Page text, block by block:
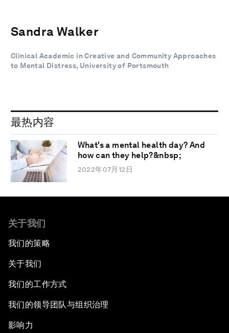
Sandra Walker
Clinical Academic in Creative and Community Approaches
to Mental Distress, University of Portsmouth
最热内容
What's a mental health day? And
how can they help?&nbsp;
2022年07月12日
关于我们
我们的策略
关于我们
我们的工作方式
我们的领导团队与组织治理
影响力